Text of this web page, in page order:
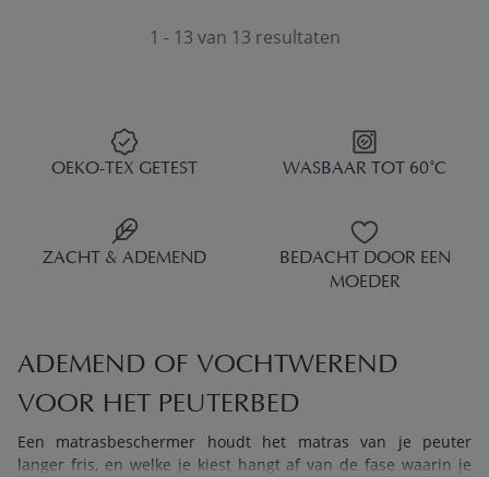
1 - 13 van 13 resultaten
OEKO-TEX GETEST WASBAAR TOT 60°C
ZACHT & ADEMEND
BEDACHT DOOR EEN
MOEDER
ADEMEND OF VOCHTWEREND
VOOR HET PEUTERBED
Een matrasbeschermer houdt het matras van je peuter
langer fris, en welke je kiest hangt af van de fase waarin je